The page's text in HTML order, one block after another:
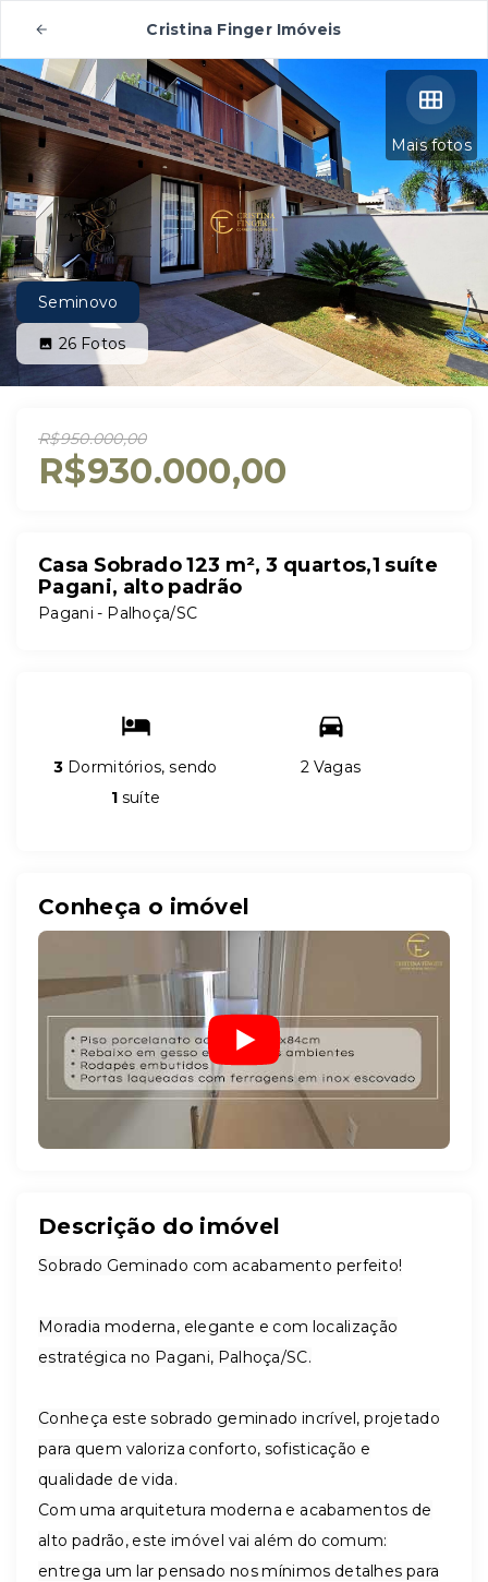
Cristina Finger Imóveis
Mais fotos
Seminovo
26 Fotos
R$950.000,00
R$930.000,00
Casa Sobrado 123 m², 3 quartos,1 suíte
Pagani, alto padrão
Pagani - Palhoça/SC
3 Dormitórios, sendo
1 suíte
2 Vagas
Conheça o imóvel
Descrição do imóvel
Sobrado Geminado com acabamento perfeito!
Moradia moderna, elegante e com localização
estratégica no Pagani, Palhoça/SC.
Conheça este sobrado geminado incrível, projetado
para quem valoriza conforto, sofisticação e
qualidade de vida.
Com uma arquitetura moderna e acabamentos de
alto padrão, este imóvel vai além do comum:
entrega um lar pensado nos mínimos detalhes para